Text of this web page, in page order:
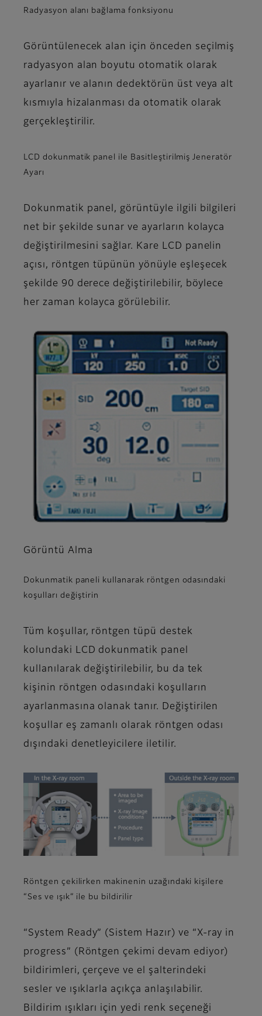
Radyasyon alanı bağlama fonksiyonu
Görüntülenecek alan için önceden seçilmiş
radyasyon alan boyutu otomatik olarak
ayarlanır ve alanın dedektörün üst veya alt
kısmıyla hizalanması da otomatik olarak
gerçekleştirilir.
LCD dokunmatik panel ile Basitleştirilmiş Jeneratör
Ayarı
Dokunmatik panel, görüntüyle ilgili bilgileri
net bir şekilde sunar ve ayarların kolayca
değiştirilmesini sağlar. Kare LCD panelin
açısı, röntgen tüpünün yönüyle eşleşecek
şekilde 90 derece değiştirilebilir, böylece
her zaman kolayca görülebilir.
Görüntü Alma
Dokunmatik paneli kullanarak röntgen odasındaki
koşulları değiştirin
Tüm koşullar, röntgen tüpü destek
kolundaki LCD dokunmatik panel
kullanılarak değiştirilebilir, bu da tek
kişinin röntgen odasındaki koşulların
ayarlanmasına olanak tanır. Değiştirilen
koşullar eş zamanlı olarak röntgen odası
dışındaki denetleyicilere iletilir.
Röntgen çekilirken makinenin uzağındaki kişilere
“Ses ve ışık” ile bu bildirilir
“System Ready” (Sistem Hazır) ve “X-ray in
progress” (Röntgen çekimi devam ediyor)
bildirimleri, çerçeve ve el şalterindeki
sesler ve ışıklarla açıkça anlaşılabilir.
Bildirim ışıkları için yedi renk seçeneği